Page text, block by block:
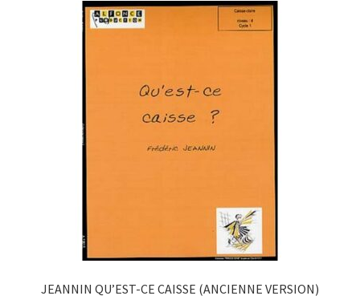
JEANNIN QU’EST-CE CAISSE (ANCIENNE VERSION)